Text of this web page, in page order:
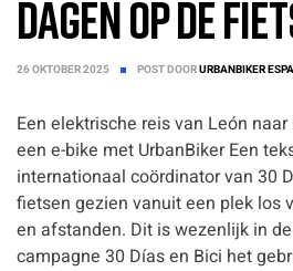
dagen op de
26 OKTOBER 2025 POST DOORURBANBIKER
Een elektrische reis van León
een e-bike met UrbanBiker Een
internationaal coördinator van 30
fietsen gezien vanuit een plek los
en afstanden. Dit is wezenlijk in
campagne 30 Días en Bici het